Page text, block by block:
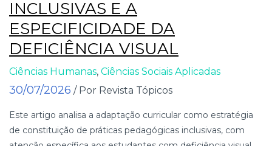
INCLUSIVAS E A
ESPECIFICIDADE DA
DEFICIÊNCIA VISUAL
Ciências Humanas, Ciências Sociais Aplicadas
30/07/2026 / Por Revista Tópicos
Este artigo analisa a adaptação curricular como estratégia
de constituição de práticas pedagógicas inclusivas, com